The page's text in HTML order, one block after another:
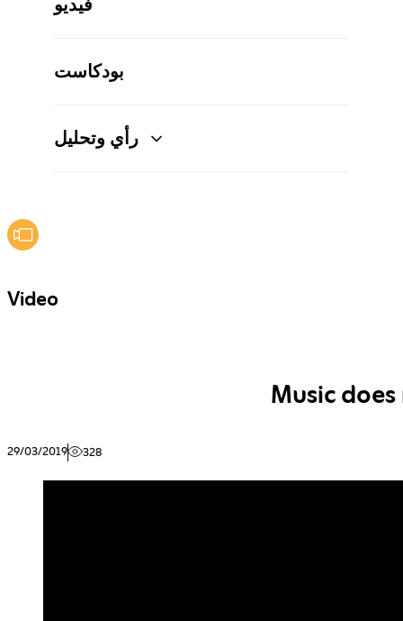
فيديو
بودكاست
رأي وتحليل
Video
Music
29/03/2019 328